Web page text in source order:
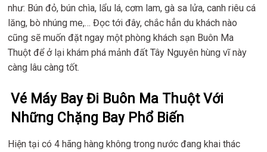
như: Bún đỏ, bún chìa, lẩu lá, cơm lam, gà sa lửa, canh riêu cá
lăng, bò nhúng me,… Đọc tới đây, chắc hẳn du khách nào
cũng sẽ muốn đặt ngay một phòng khách sạn Buôn Ma
Thuột để ở lại khám phá mảnh đất Tây Nguyên hùng vĩ này
càng lâu càng tốt.
Vé Máy Bay Đi Buôn Ma Thuột Với
Những Chặng Bay Phổ Biến
Hiện tại có 4 hãng hàng không trong nước đang khai thác